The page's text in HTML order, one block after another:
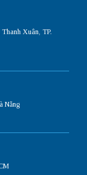
Xuân, TP.
Nẵng